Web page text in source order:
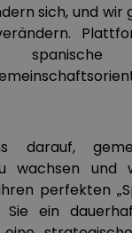
sich, und wir
darauf,
wachsen und
perfekten
ein